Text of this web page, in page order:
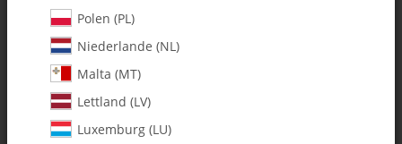
Polen (PL)
Niederlande (NL)
Malta (MT)
Lettland (LV)
Luxemburg (LU)